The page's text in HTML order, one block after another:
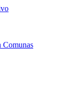
Comunas